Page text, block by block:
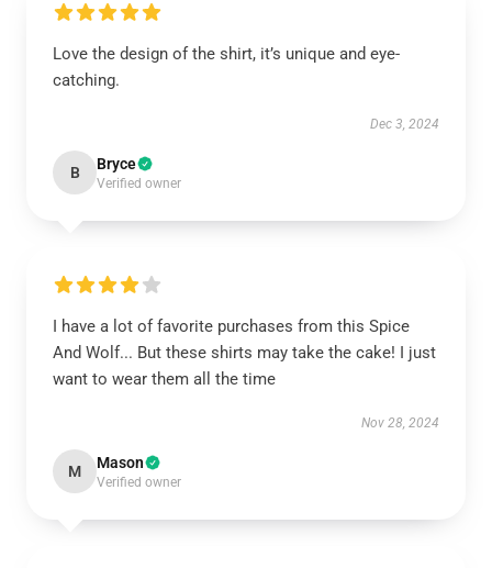
Love the design of the shirt, it’s unique and eye-
catching.
Dec 3, 2024
B Bryce
Verified owner
I have a lot of favorite purchases from this Spice
And Wolf... But these shirts may take the cake! I just
want to wear them all the time
Nov 28, 2024
M Mason
Verified owner